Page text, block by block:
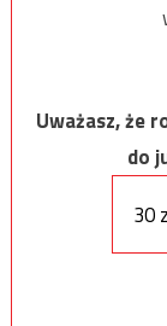
Uważasz, że
do
30